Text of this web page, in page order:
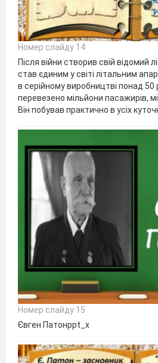
Номер слайду 14
Після війни створив свій відомий
став єдиним у світі літальним
в серійному виробництві понад 50
перевезено мільйони пасажирів,
Він побував практично в усіх
Номер слайду 15
Євген Патонppt_x